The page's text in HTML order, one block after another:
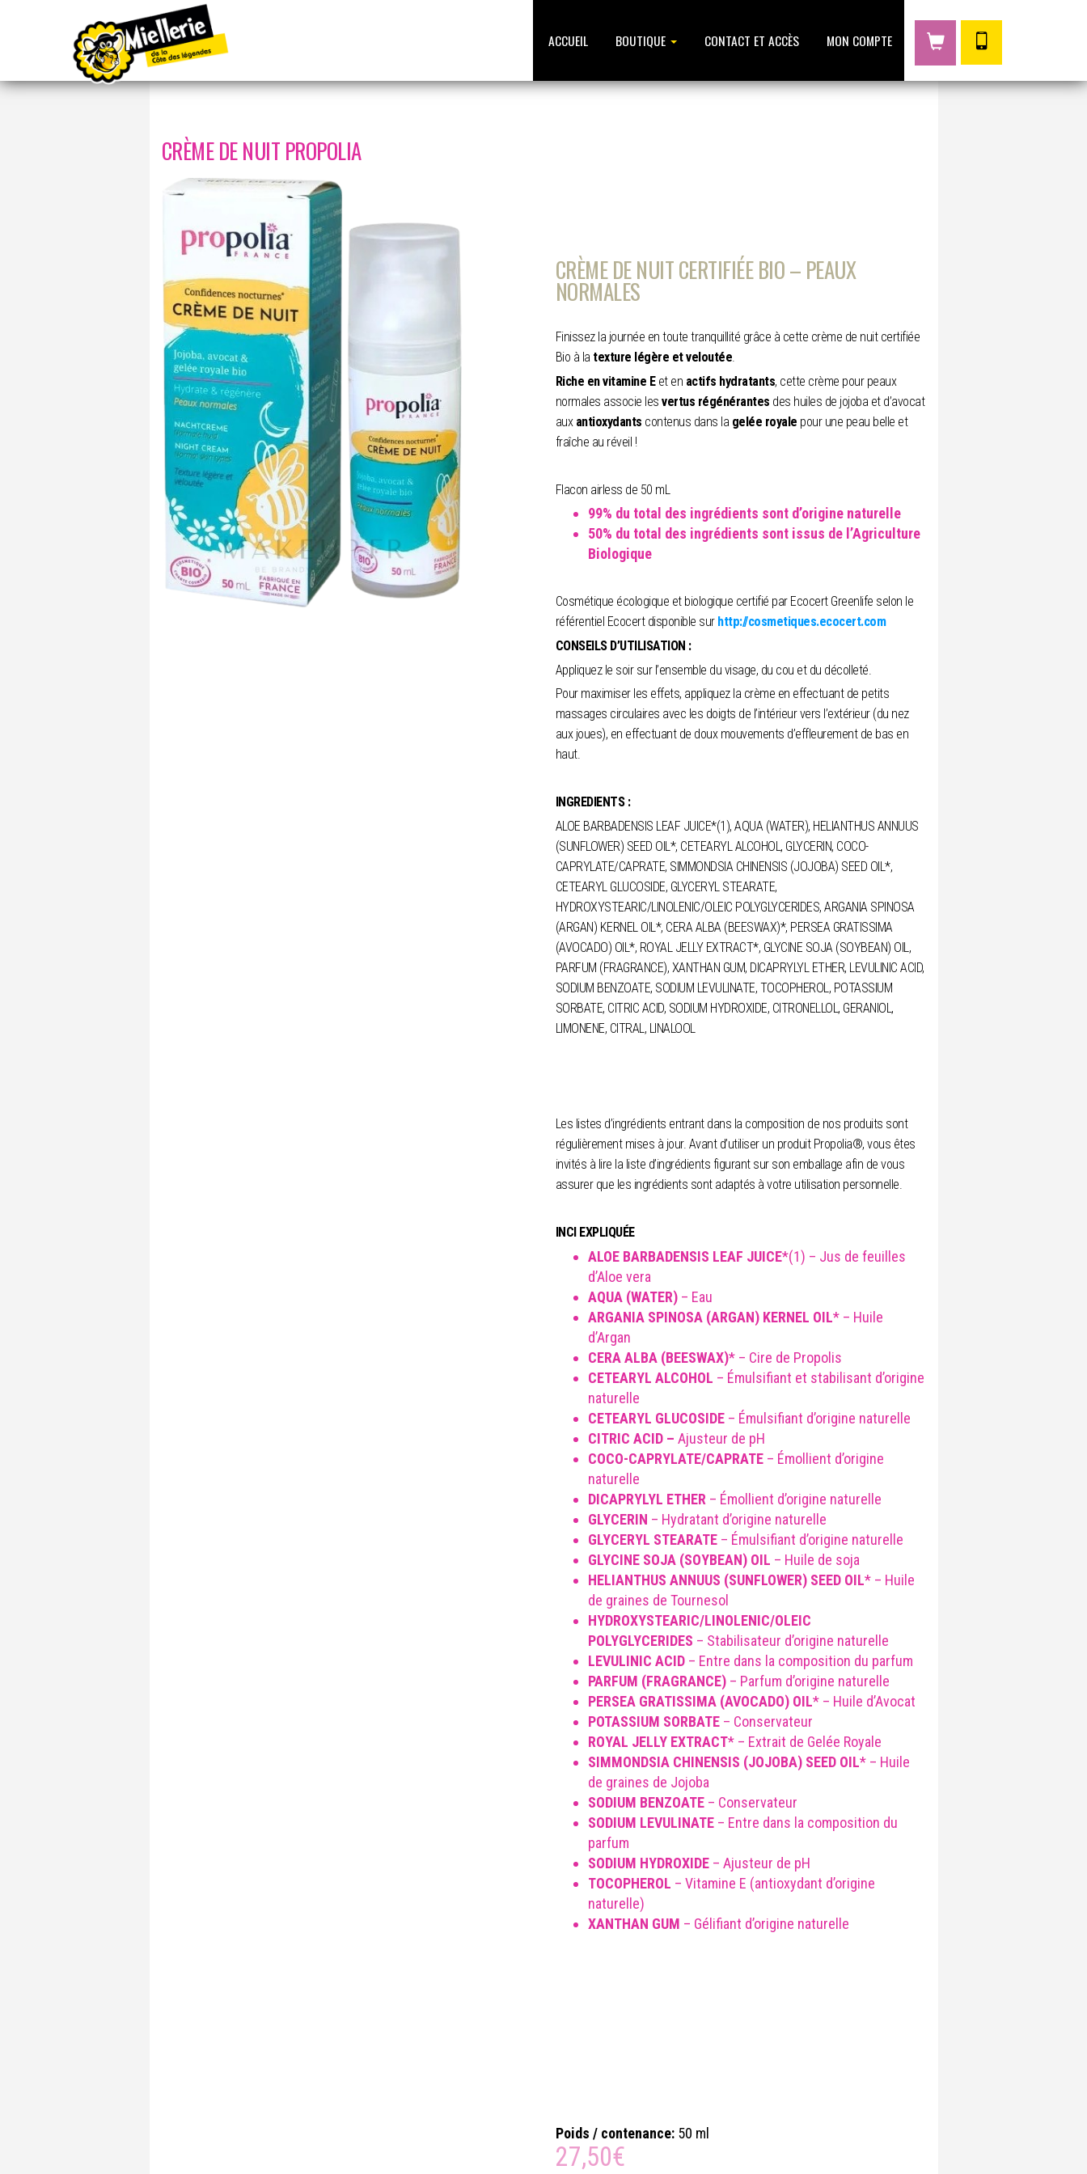
ACCUEIL BOUTIQUE CONTACT ET ACCÈS MON COMPTE
Accueil/Beauté
CRÈME DE NUIT PROPOLIA
CRÈME DE NUIT CERTIFIÉE BIO – PEAUX
NORMALES
Finissez la journée en toute tranquillité grâce à cette crème de nuit certifiée
Bio à la texture légère et veloutée.
Riche en vitamine E et en actifs hydratants, cette crème pour peaux
normales associe lesvertus régénérantes des huiles de jojoba et d’avocat
aux antioxydants contenus dans la gelée royale pour une peau belle et
fraîche au réveil !
Flacon airless de 50 mL
99% du total des ingrédients sont d’origine naturelle
50% du total des ingrédients sont issus de l’Agriculture
Biologique
Cosmétique écologique et biologique certifié par Ecocert Greenlife selon le
référentiel Ecocert disponible sur http://cosmetiques.ecocert.com
CONSEILS D’UTILISATION :
Appliquez le soir sur l’ensemble du visage, du cou et du décolleté.
Pour maximiser les effets, appliquez la crème en effectuant de petits
massages circulaires avec les doigts de l’intérieur vers l’extérieur (du nez
aux joues), en effectuant de doux mouvements d’effleurement de bas en
haut.
INGREDIENTS :
ALOE BARBADENSIS LEAF JUICE*(1), AQUA (WATER), HELIANTHUS ANNUUS
(SUNFLOWER) SEED OIL*, CETEARYL ALCOHOL, GLYCERIN, COCO-
CAPRYLATE/CAPRATE, SIMMONDSIA CHINENSIS (JOJOBA) SEED OIL*,
CETEARYL GLUCOSIDE, GLYCERYL STEARATE,
HYDROXYSTEARIC/LINOLENIC/OLEIC POLYGLYCERIDES, ARGANIA SPINOSA
(ARGAN) KERNEL OIL*, CERA ALBA (BEESWAX)*, PERSEA GRATISSIMA
(AVOCADO) OIL*, ROYAL JELLY EXTRACT*, GLYCINE SOJA (SOYBEAN) OIL,
PARFUM (FRAGRANCE), XANTHAN GUM, DICAPRYLYL ETHER, LEVULINIC ACID,
SODIUM BENZOATE, SODIUM LEVULINATE, TOCOPHEROL, POTASSIUM
SORBATE, CITRIC ACID, SODIUM HYDROXIDE, CITRONELLOL, GERANIOL,
LIMONENE, CITRAL, LINALOOL
Les listes d’ingrédients entrant dans la composition de nos produits sont
régulièrement mises à jour. Avant d’utiliser un produit Propolia®, vous êtes
invités à lire la liste d’ingrédients figurant sur son emballage afin de vous
assurer que les ingrédients sont adaptés à votre utilisation personnelle.
INCI EXPLIQUÉE
ALOE BARBADENSIS LEAF JUICE*(1) – Jus de feuilles
d’Aloe vera
AQUA (WATER)– Eau
ARGANIA SPINOSA (ARGAN) KERNEL OIL* – Huile
d’Argan
CERA ALBA (BEESWAX)* – Cire de Propolis
CETEARYL ALCOHOL – Émulsifiant et stabilisant d’origine
naturelle
CETEARYL GLUCOSIDE– Émulsifiant d’origine naturelle
CITRIC ACID – Ajusteur de pH
COCO-CAPRYLATE/CAPRATE– Émollient d’origine
naturelle
DICAPRYLYL ETHER – Émollient d’origine naturelle
GLYCERIN – Hydratant d’origine naturelle
GLYCERYL STEARATE– Émulsifiant d’origine naturelle
GLYCINE SOJA (SOYBEAN) OIL – Huile de soja
HELIANTHUS ANNUUS (SUNFLOWER) SEED OIL* – Huile
de graines de Tournesol
HYDROXYSTEARIC/LINOLENIC/OLEIC
POLYGLYCERIDES – Stabilisateur d’origine naturelle
LEVULINIC ACID– Entre dans la composition du parfum
PARFUM (FRAGRANCE)– Parfum d’origine naturelle
PERSEA GRATISSIMA (AVOCADO) OIL* – Huile d’Avocat
POTASSIUM SORBATE– Conservateur
ROYAL JELLY EXTRACT* – Extrait de Gelée Royale
SIMMONDSIA CHINENSIS (JOJOBA) SEED OIL* – Huile
de graines de Jojoba
SODIUM BENZOATE– Conservateur
SODIUM LEVULINATE– Entre dans la composition du
parfum
SODIUM HYDROXIDE– Ajusteur de pH
TOCOPHEROL – Vitamine E (antioxydant d’origine
naturelle)
XANTHAN GUM – Gélifiant d’origine naturelle
Poids / contenance: 50 ml
27,50€